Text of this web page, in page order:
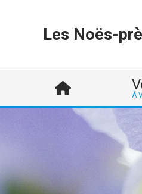
Les Noës-
À